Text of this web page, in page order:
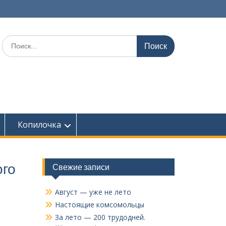
Поиск
по:
Копилочка
Свежие записи
Август — уже не лето
Настоящие комсомольцы
За лето — 200 трудодней.